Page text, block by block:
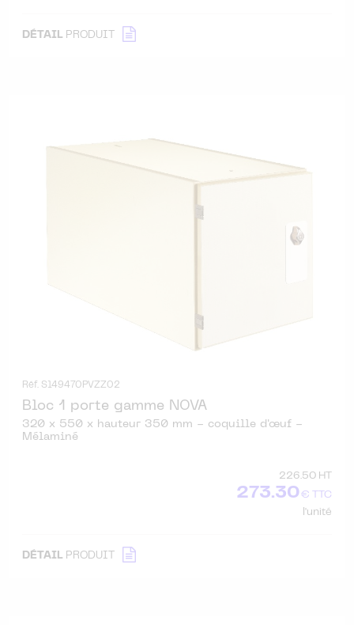
DÉTAIL PRODUIT
Réf. S149470PVZZ02
Bloc 1 porte gamme NOVA
320 x 550 x hauteur 350 mm - coquille d'œuf -
Mélaminé
226.50 HT
273.30€ TTC
l'unité
DÉTAIL PRODUIT